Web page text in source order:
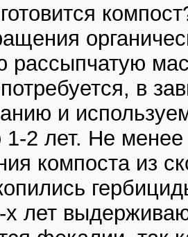
рассыпчатую
в
и
1-2 лет. Не
компоста из
лет